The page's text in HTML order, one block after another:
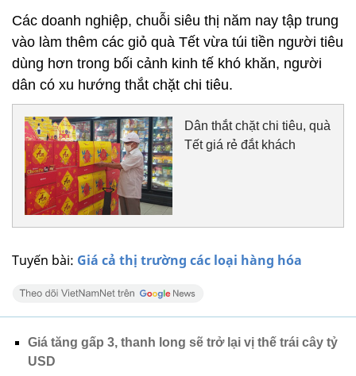
Tuyến bài: Giá cả thị trường các loại hàng hóa
Các doanh nghiệp, chuỗi siêu thị năm nay tập trung
vào làm thêm các giỏ quà Tết vừa túi tiền người tiêu
dùng hơn trong bối cảnh kinh tế khó khăn, người
dân có xu hướng thắt chặt chi tiêu.
Dân thắt chặt chi tiêu, quà
Tết giá rẻ đắt khách
Giá tăng gấp 3, thanh long sẽ trở lại vị thế trái cây tỷ
USD